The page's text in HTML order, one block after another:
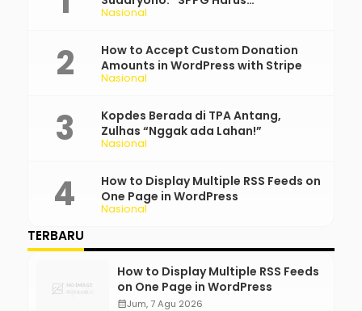
Nasional
Bertanggung Jawab!”
Nasional
How to Accept Custom Donation
Amounts in WordPress with Stripe
Nasional
Kopdes Berada di TPA Antang,
Zulhas “Nggak ada Lahan!”
Nasional
How to Display Multiple RSS Feeds on
One Page in WordPress
TERBARU
How to Display Multiple RSS Feeds
on One Page in WordPress
calendar_monthJum, 7 Agu 2026